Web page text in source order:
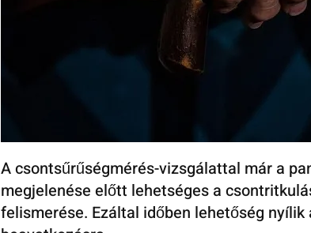
A csontsűrűségmérés-vizsgálattal már a
megjelenése előtt lehetséges a
felismerése. Ezáltal időben lehetőség